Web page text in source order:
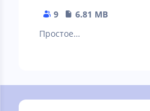
9
6.81 MB
Простое
при ходьбе